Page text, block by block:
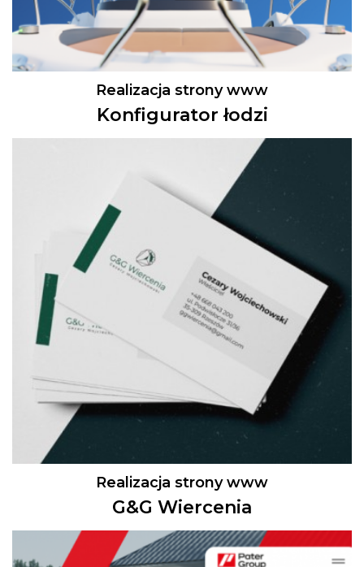
Realizacja strony www
Konfigurator łodzi
Realizacja strony www
G&G Wiercenia